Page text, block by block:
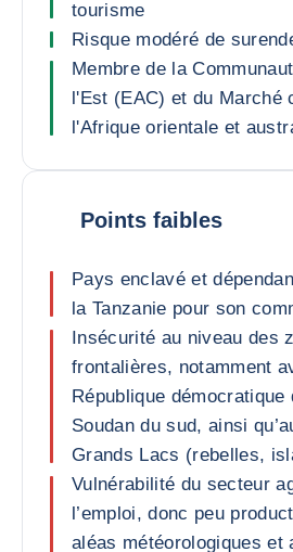
tourisme
Risque modéré de
Membre de la
l'Est (EAC) et du Marché
l'Afrique orientale et
Points faibles
Pays enclavé et
la Tanzanie pour son
Insécurité au niveau des
frontalières, notamment
République démocratique
Soudan du sud, ainsi
Grands Lacs (rebelles,
Vulnérabilité du secteur
l’emploi, donc peu
aléas météorologiques et